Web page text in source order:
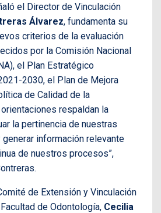
el Director de Vinculación
Álvarez, fundamenta su
criterios de la evaluación
por la Comisión Nacional
el Plan Estratégico
2030, el Plan de Mejora
de Calidad de la
respaldan la
la pertinencia de nuestras
información relevante
de nuestros procesos”,
de Extensión y Vinculación
de Odontología, Cecilia